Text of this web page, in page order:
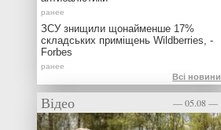
ЗСУ знищили щонайменше 17%
складських приміщень Wildberries, -
Forbes
Всі новини
Відео — 05.08 —